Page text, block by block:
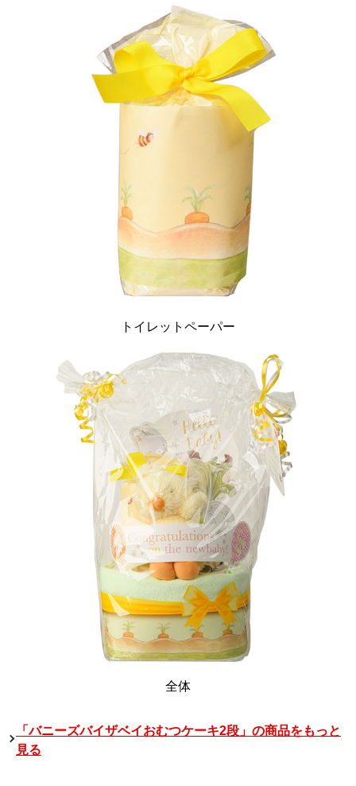
トイレットペーパー
全体
「バニーズバイザベイおむつケーキ2段」の商品をもっと
見る